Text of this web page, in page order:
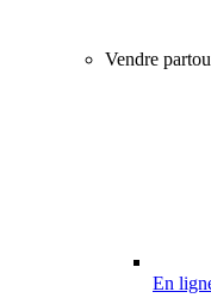
Vendre
En